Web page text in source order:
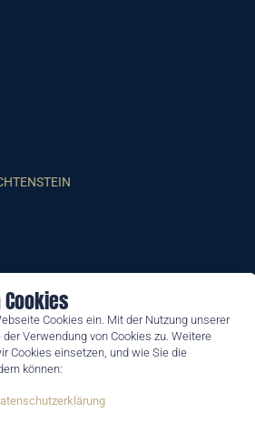
Cookies ein. Mit der Nutzung unserer
Verwendung von Cookies zu. Weitere
Cookies einsetzen, und wie Sie die
können: